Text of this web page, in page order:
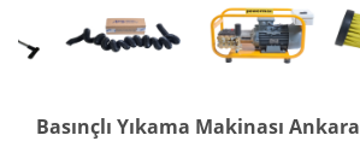
Basınçlı Yıkama Makinası Ankara